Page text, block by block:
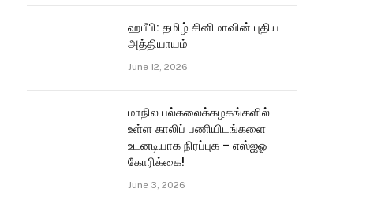
ஹபீபி: தமிழ் சினிமாவின் புதிய
அத்தியாயம்
June 12, 2026
மாநில பல்கலைக்கழகங்களில்
உள்ள காலிப் பணியிடங்களை
உடனடியாக நிரப்புக – எஸ்ஐஓ
கோரிக்கை!
June 3, 2026